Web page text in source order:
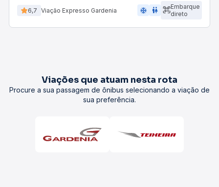
6,7 Viação Expresso Gardenia ac_unit wc
Embarque
direto
Viações que atuam nesta rota
Procure a sua passagem de ônibus selecionando a viação de
sua preferência.